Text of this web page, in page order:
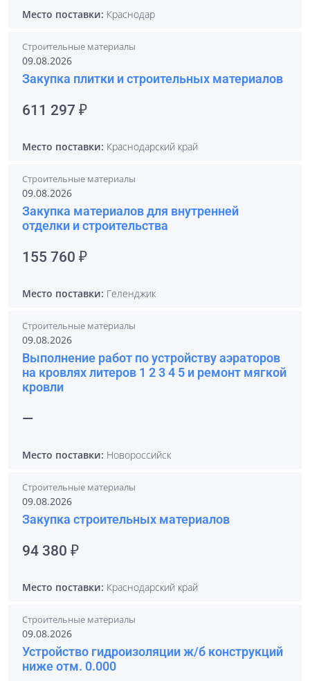
Место поставки: Краснодар
Строительные материалы
09.08.2026
Закупка плитки и строительных материалов
611 297 ₽
Место поставки: Краснодарский край
Строительные материалы
09.08.2026
Закупка материалов для внутренней
отделки и строительства
155 760 ₽
Место поставки: Геленджик
Строительные материалы
09.08.2026
Выполнение работ по устройству аэраторов
на кровлях литеров 1 2 3 4 5 и ремонт мягкой
кровли
—
Место поставки: Новороссийск
Строительные материалы
09.08.2026
Закупка строительных материалов
94 380 ₽
Место поставки: Краснодарский край
Строительные материалы
09.08.2026
Устройство гидроизоляции ж/б конструкций
ниже отм. 0.000